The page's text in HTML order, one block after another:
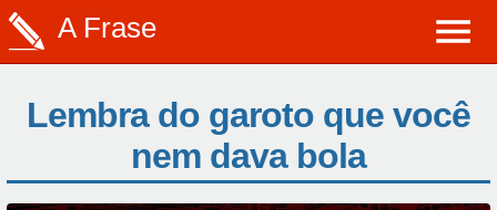
A Frase
Lembra do garoto que você
nem dava bola